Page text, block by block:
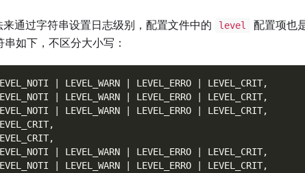
来通过字符串设置日志级别，配置文件中的 level
配置项也
如下，不区分大小写：
| LEVEL_WARN | LEVEL_ERRO | LEVEL_CRIT,
| LEVEL_WARN | LEVEL_ERRO | LEVEL_CRIT,
| LEVEL_WARN | LEVEL_ERRO | LEVEL_CRIT,
| LEVEL_WARN | LEVEL_ERRO | LEVEL_CRIT,
| LEVEL_WARN | LEVEL_ERRO | LEVEL_CRIT,